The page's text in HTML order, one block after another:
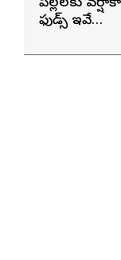
పిల్లలకు
ఫుడ్స్ ఇవే…